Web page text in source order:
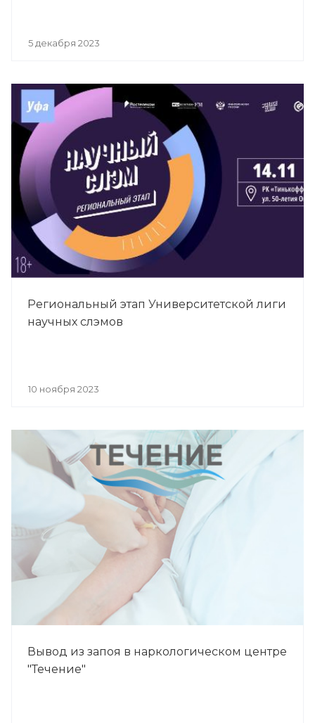
5 декабря 2023
Региональный этап Университетской лиги
научных слэмов
10 ноября 2023
Вывод из запоя в наркологическом центре
"Течение"